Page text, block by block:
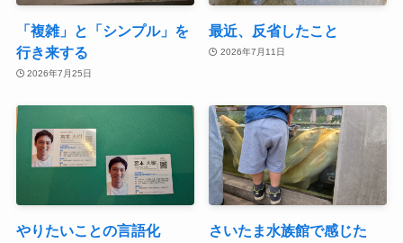
「複雑」と「シンプル」を
行き来する
2026年7月25日
最近、反省したこと
2026年7月11日
やりたいことの言語化
さいたま水族館で感じた